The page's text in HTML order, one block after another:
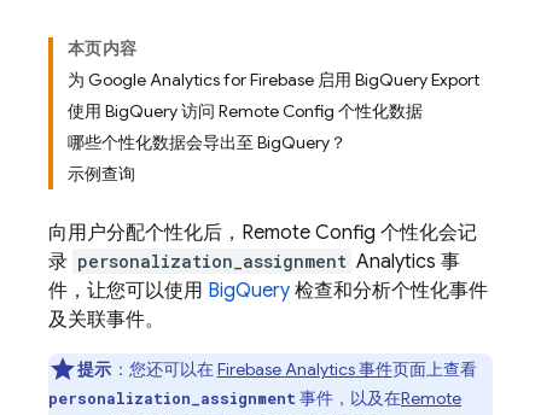
本页内容
为 Google Analytics for Firebase 启用 BigQuery Export
使用 BigQuery 访问 Remote Config 个性化数据
哪些个性化数据会导出至 BigQuery？
示例查询
向用户分配个性化后， Remote Config 个性化会记
录 personalization_assignment Analytics 事
件，让您可以使用 BigQuery 检查和分析个性化事件
及关联事件。
提示 ：您还可以在FirebaseAnalytics事件页面上查看
personalization_assignment 事件，以及在Remote